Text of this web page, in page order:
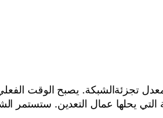
تجزئةالشبكة. يصبح الوقت الفعلي
يحلها عمال التعدين. ستستمر